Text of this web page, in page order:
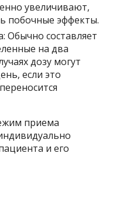
увеличивают,
побочные эффекты.
составляет
на два
дозу могут
если это
приема
и его